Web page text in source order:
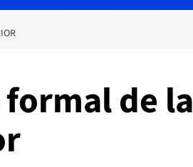
de la